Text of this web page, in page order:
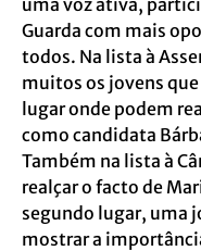
Guarda com mais
todos. Na lista à
muitos os jovens
lugar onde podem
como candidata
Também na lista à
realçar o facto de
segundo lugar, uma
mostrar a